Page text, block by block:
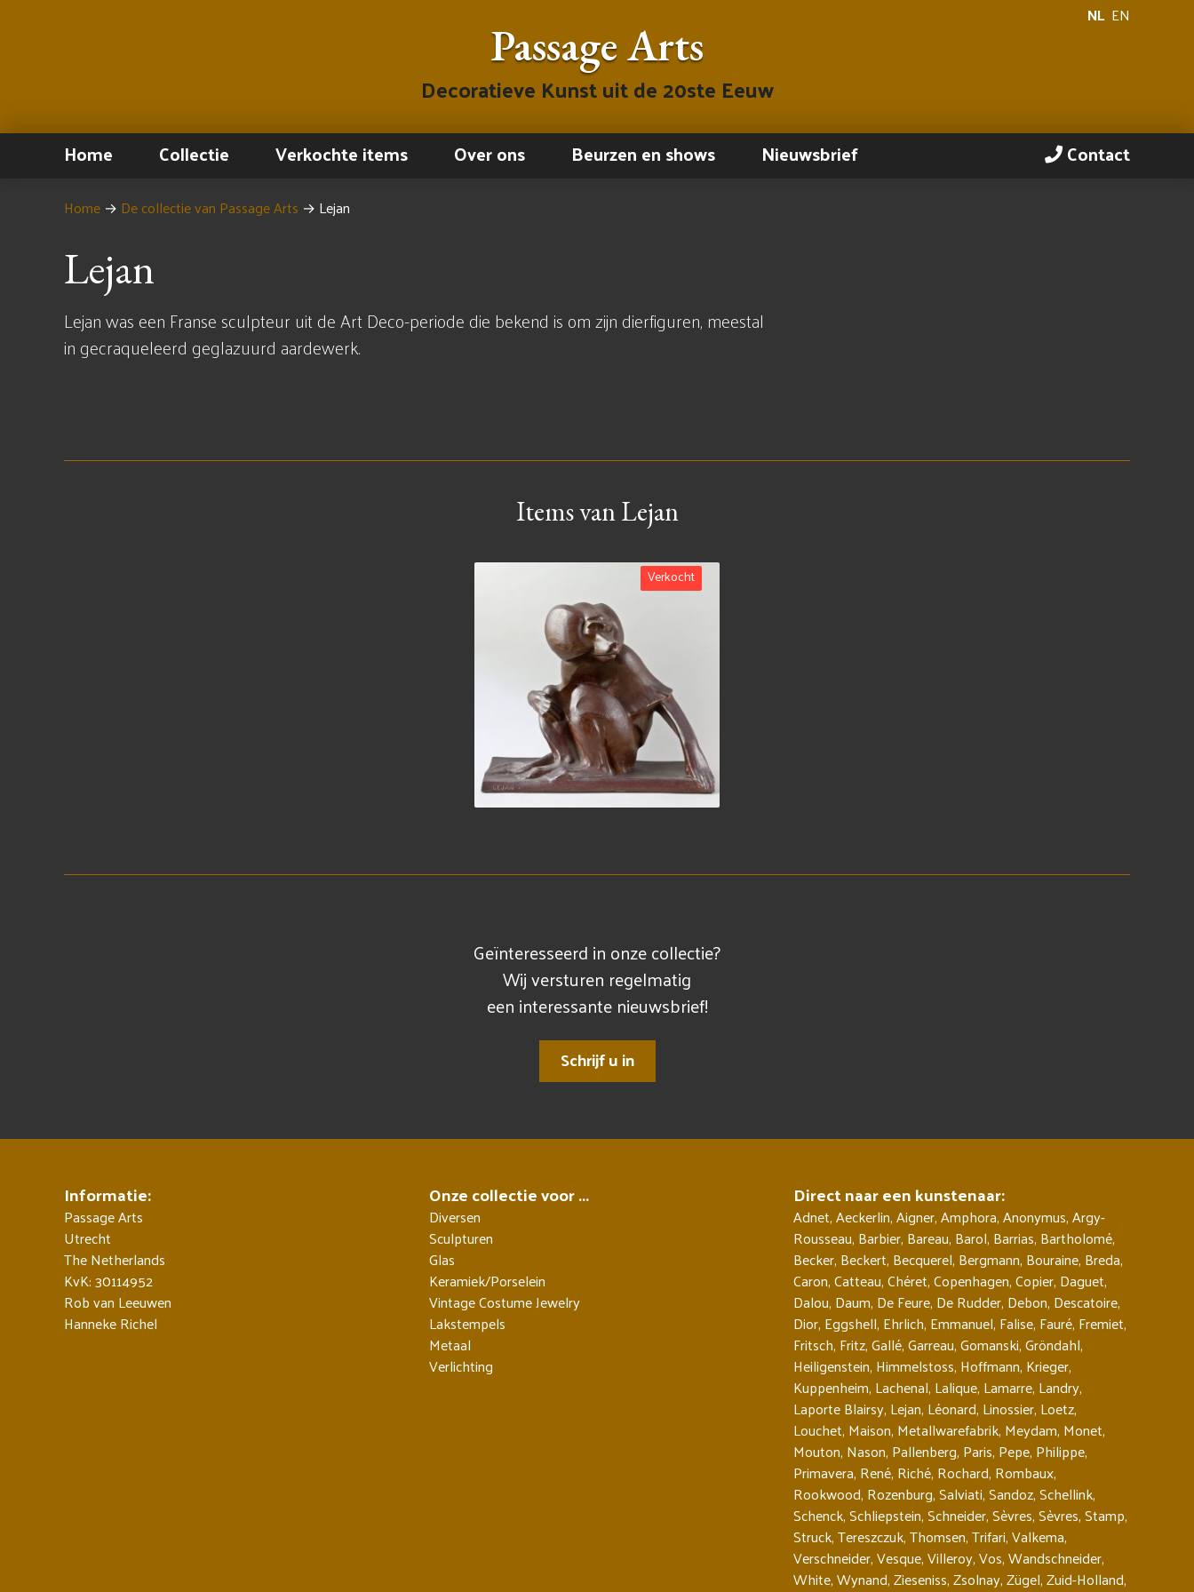
NL EN
Passage Arts
Decoratieve Kunst uit de 20ste Eeuw
Home Collectie Verkochte items Over ons Beurzen en shows Nieuwsbrief Contact
Home → De collectie van Passage Arts → Lejan
Lejan
Lejan was een Franse sculpteur uit de Art Deco-periode die bekend is om zijn dierfiguren, meestal
in gecraqueleerd geglazuurd aardewerk.
Items van Lejan
Verkocht
Geïnteresseerd in onze collectie?
Wij versturen regelmatig
een interessante nieuwsbrief!
Schrijf u in
Informatie:
Passage Arts
Utrecht
The Netherlands
KvK: 30114952
Rob van Leeuwen
Hanneke Richel
Onze collectie voor ...
Diversen
Sculpturen
Glas
Keramiek/Porselein
Vintage Costume Jewelry
Lakstempels
Metaal
Verlichting
Direct naar een kunstenaar:
Adnet,Aeckerlin,Aigner,Amphora,Anonymus,Argy-
Rousseau, Barbier, Bareau, Barol, Barrias, Bartholomé,
Becker, Beckert, Becquerel, Bergmann, Bouraine, Breda,
Caron,Catteau,Chéret,Copenhagen,Copier, Daguet,
Dalou, Daum, De Feure, De Rudder, Debon, Descatoire,
Dior, Eggshell, Ehrlich, Emmanuel, Falise, Fauré, Fremiet,
Fritsch, Fritz,Gallé,Garreau,Gomanski,Gröndahl,
Heiligenstein, Himmelstoss, Hoffmann, Krieger,
Kuppenheim, Lachenal, Lalique, Lamarre, Landry,
Laporte Blairsy, Lejan, Léonard, Linossier, Loetz,
Louchet, Maison, Metallwarefabrik, Meydam, Monet,
Mouton, Nason, Pallenberg, Paris, Pepe, Philippe,
Primavera, René, Riché, Rochard, Rombaux,
Rookwood, Rozenburg,Salviati,Sandoz,Schellink,
Schenck,Schliepstein,Schneider,Sèvres,Sèvres,Stamp,
Struck,Tereszczuk,Thomsen,Trifari,Valkema,
Verschneider,Vesque,Villeroy,Vos,Wandschneider,
White,Wynand,Zieseniss,Zsolnay,Zügel,Zuid-Holland,